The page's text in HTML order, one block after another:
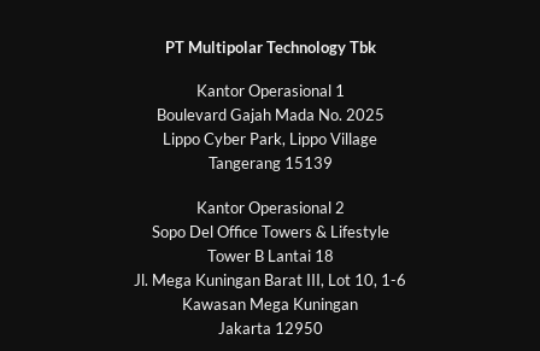
PT Multipolar Technology Tbk
Kantor Operasional 1
Boulevard Gajah Mada No. 2025
Lippo Cyber Park, Lippo Village
Tangerang 15139
Kantor Operasional 2
Sopo Del Office Towers & Lifestyle
Tower B Lantai 18
Jl. Mega Kuningan Barat III, Lot 10, 1-6
Kawasan Mega Kuningan
Jakarta 12950